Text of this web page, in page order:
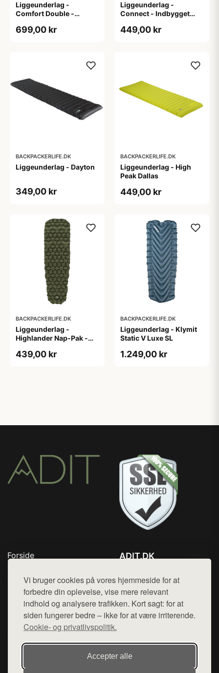
Vi bruger cookies på vores hjemmeside for at
forbedre din oplevelse, vise mere relevant
indhold og analysere trafikken. Kort sagt: for at
siden fungerer bedre – ikke for at være irriterende.
Cookie- og privatlivspolitik.
Accepter alle
Liggeunderlag -
Comfort Double -
699,00 kr
Liggeunderlag -
Connect - Indbygget
449,00 kr
BACKPACKERLIFE.DK
Liggeunderlag - Dayton
349,00 kr
BACKPACKERLIFE.DK
Liggeunderlag - High
Peak Dallas
449,00 kr
BACKPACKERLIFE.DK
Liggeunderlag -
Highlander Nap-Pak -
439,00 kr
BACKPACKERLIFE.DK
Liggeunderlag - Klymit
Static V Luxe SL
1.249,00 kr
Forside
Top Rabatter
Blog
Kontakt
ADIT.DK
Mail: hej@want.dk
Cookie- og privatlivspolitik
Denne side er en del af want.dk, der udgiver en række
hjemmesider med præsentation af forskellige produkter fra